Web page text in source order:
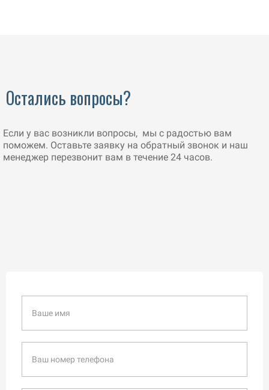
Остались вопросы?
Если у вас возникли вопросы, мы с радостью вам
поможем. Оставьте заявку на обратный звонок и наш
менеджер перезвонит вам в течение 24 часов.